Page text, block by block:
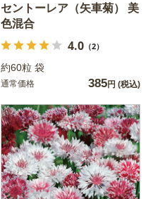
セントーレア（矢車菊） 美
色混合
4.0（2）
約60粒 袋
通常価格 385円 (税込)